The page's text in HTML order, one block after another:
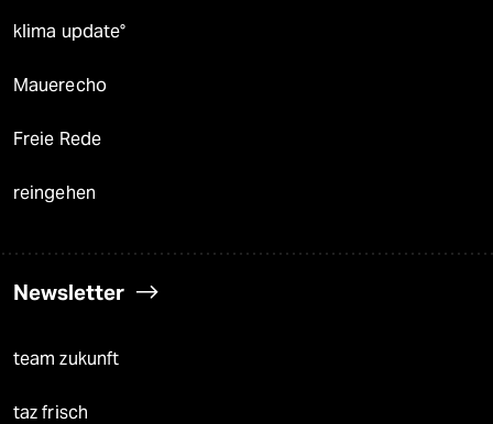
klima update°
Mauerecho
Freie Rede
reingehen
Newsletter
team zukunft
taz frisch